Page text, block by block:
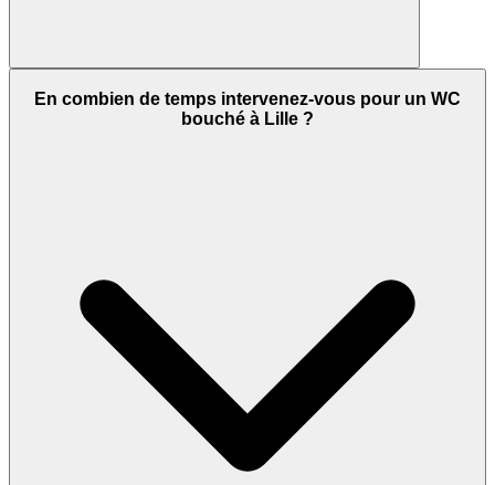
En combien de temps intervenez-vous pour un WC
bouché à Lille ?